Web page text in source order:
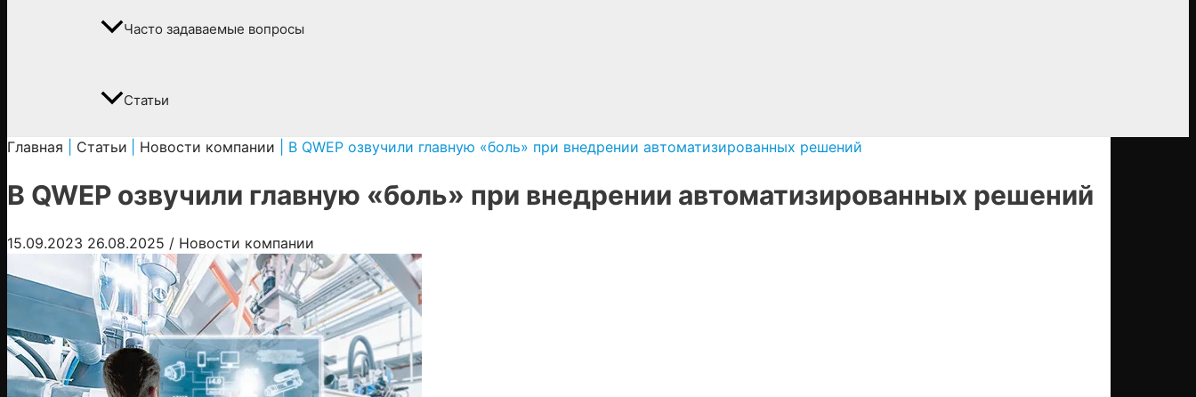
Часто задаваемые вопросы
Статьи
Главная Статьи Новости компании В QWEP озвучили главную «боль» при внедрении автоматизированных решений
В QWEP озвучили главную «боль» при внедрении автоматизированных решений
15.09.2023 26.08.2025 / Новости компании